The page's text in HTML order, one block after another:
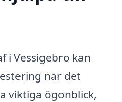
i Vessigebro kan
när det
viktiga ögonblick,